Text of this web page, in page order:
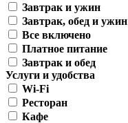
Завтрак и ужин
Завтрак, обед и ужин
Все включено
Платное питание
Завтрак и обед
Услуги и удобства
Wi-Fi
Ресторан
Кафе